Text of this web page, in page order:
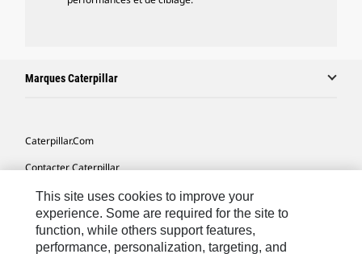
Marques Caterpillar
Caterpillar.com
Contacter Caterpillar
Mes Préférences Marketing
Plan Du Site
Cookie Settings
This site uses cookies to improve your
experience. Some are required for the site to
function, while others support features,
performance, personalization, targeting, and